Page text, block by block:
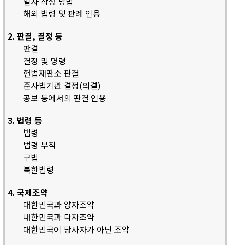
해외 법령 및 판례 인용
2. 판결, 결정 등
판결
결정 및 명령
헌법재판소 판결
준사법기관 결정(의결)
공보 등에서의 판결 인용
3. 법령 등
법령
법령 부칙
구법
북한법령
4. 국제조약
대한민국과 양자조약
대한민국과 다자조약
대한민국이 당사자가 아닌 조약